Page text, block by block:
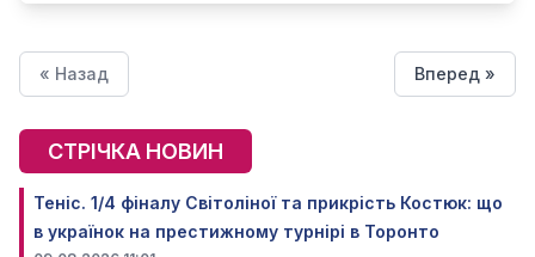
« Назад Вперед »
СТРІЧКА НОВИН
Теніс. 1/4 фіналу Світоліної та прикрість Костюк: що
в українок на престижному турнірі в Торонто